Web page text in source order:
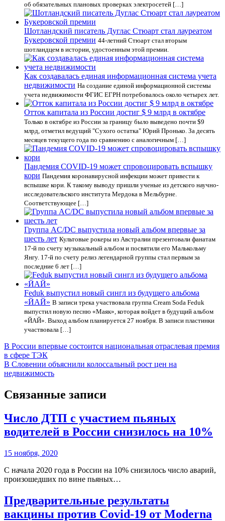
об обязательных плановых проверках электросетей […]
Шотландский писатель Дуглас Стюарт стал лауреатом
Букеровской премии 44-летний Стюарт стал вторым
шотландцем в истории, удостоенным этой премии.
Как создавалась единая информационная система учета
недвижимости На создание единой информационной системы
учета недвижимости ФГИС ЕГРН потребовалось около четырех лет.
Отток капитала из России достиг $ 9 млрд в октябре
Только в октябре из России за границу было выведено почти $9
млрд, отметил ведущий "Сухого остатка" Юрий Пронько. За десять
месяцев текущего года по сравнению с аналогичным […]
Пандемия COVID-19 может спровоцировать вспышку
кори Пандемия коронавирусной инфекции может привести к
вспышке кори. К такому выводу пришли ученые из детского научно-
исследовательского института Мердока в Мельбурне.
Соответствующее […]
Группа AC/DC выпустила новый альбом впервые за
шесть лет Культовые рокеры из Австралии презентовали фанатам
17-й по счету музыкальный альбом и посвятили его Малькольму
Янгу. 17-й по счету релиз легендарной группы стал первым за
последние 6 лет […]
Feduk выпустил новый сингл из будущего альбома
«ЙАЙ» В записи трека участвовала группа Cream Soda Feduk
выпустил новую песню «Маяк», которая войдет в будущий альбом
«ЙАЙ». Выход альбом планируется 27 ноября. В записи пластинки
участвовала […]
Навигация
по
записям
В России впервые состоится национальная отраслевая премия
в сфере ТЭК
В Словении объяснили колоссальный рост цен на
недвижимость
Связанные записи
Число ДТП с участием пьяных
водителей в России снизилось на 10%
15 ноября, 2020
С начала 2020 года в России на 10% снизилось число аварий,
произошедших по вине пьяных…
Предварительные результаты
вакцины против Covid-19 от Moderna